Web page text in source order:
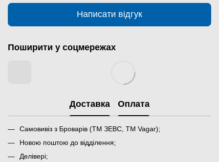
Написати відгук
Поширити у соцмережах
Доставка Оплата
Самовивіз з Броварів (ТМ ЗЕВС, ТМ Vagar);
Новою поштою до відділення;
Делівері;